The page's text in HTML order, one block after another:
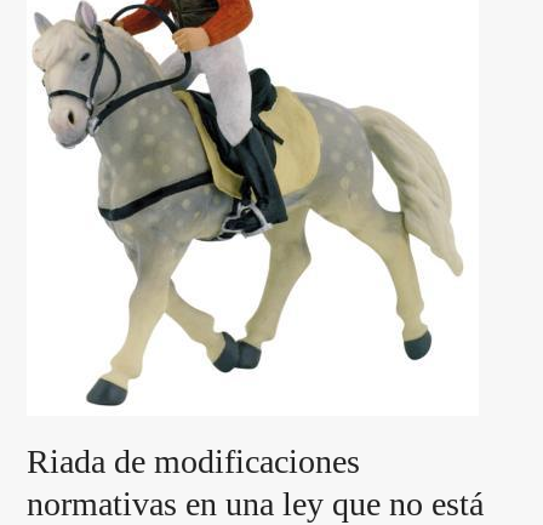
Riada de modificaciones
normativas en una ley que no está